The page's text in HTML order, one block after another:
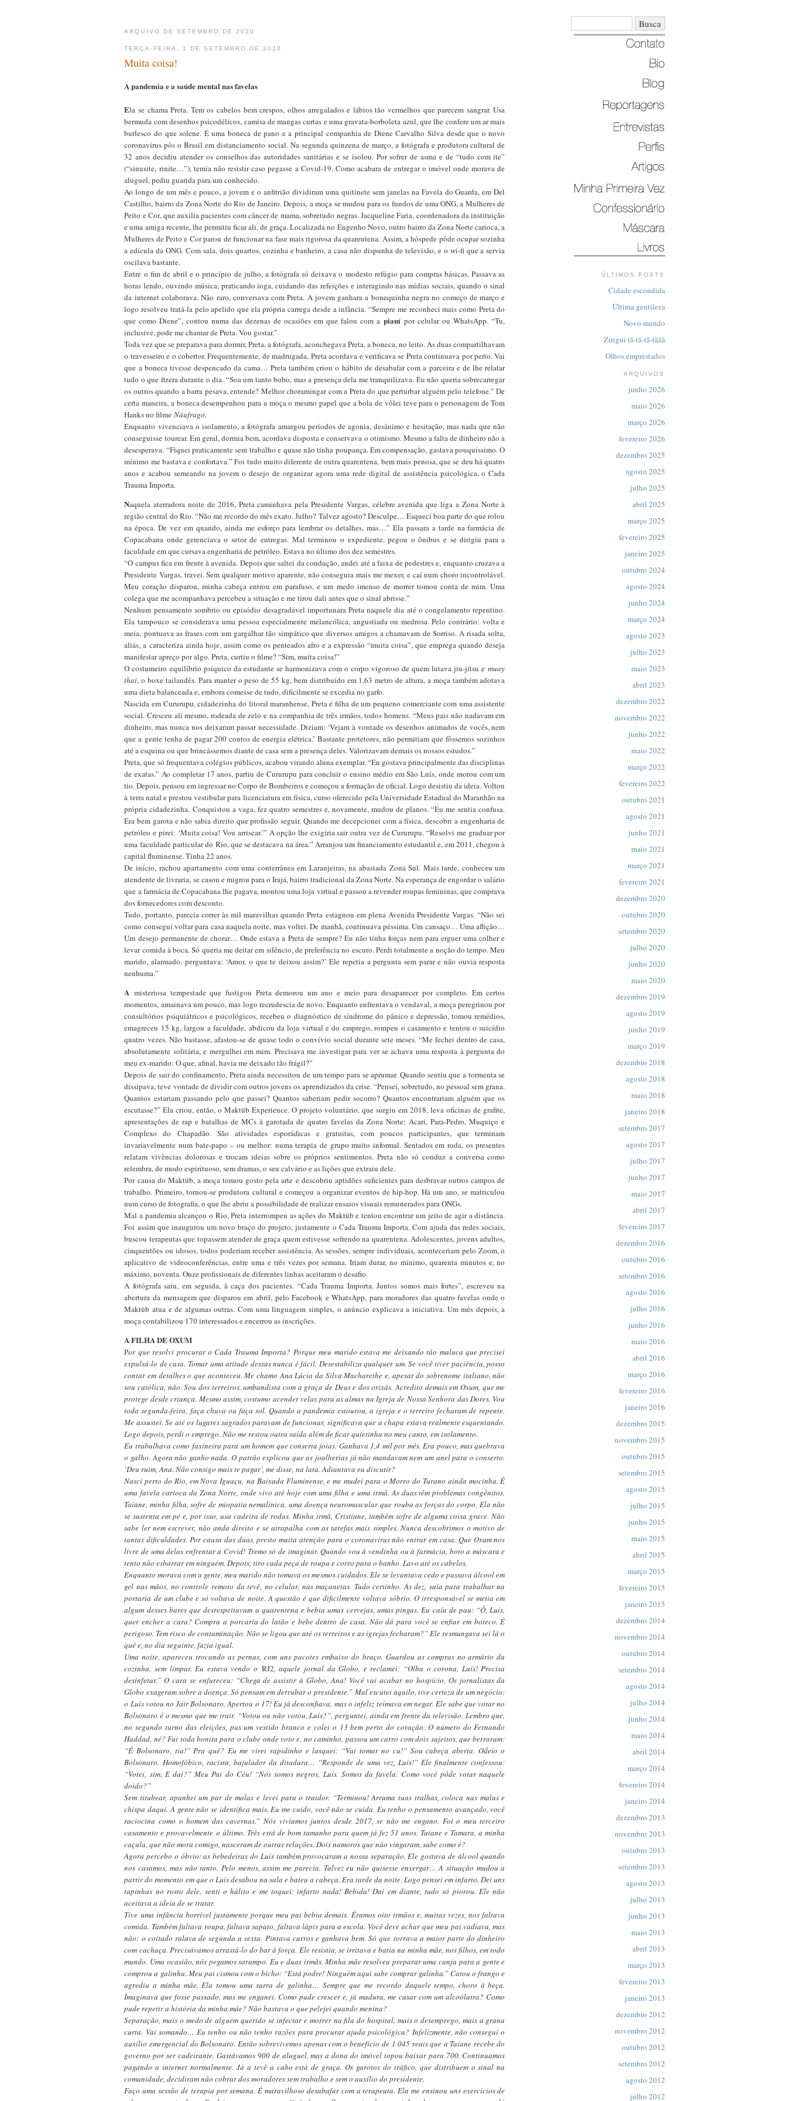
ÚLTIMOS POSTS
Cidade escondida
Última gentileza
Novo mundo
Zirigui tã-tã-tã-tããã
Olhos emprestados
ARQUIVOS
junho 2026
maio 2026
março 2026
fevereiro 2026
dezembro 2025
agosto 2025
julho 2025
abril 2025
março 2025
fevereiro 2025
janeiro 2025
outubro 2024
agosto 2024
junho 2024
março 2024
agosto 2023
julho 2023
maio 2023
abril 2023
dezembro 2022
novembro 2022
junho 2022
maio 2022
março 2022
fevereiro 2022
outubro 2021
agosto 2021
junho 2021
maio 2021
março 2021
fevereiro 2021
dezembro 2020
outubro 2020
setembro 2020
julho 2020
junho 2020
maio 2020
dezembro 2019
agosto 2019
junho 2019
março 2019
dezembro 2018
agosto 2018
maio 2018
janeiro 2018
setembro 2017
agosto 2017
julho 2017
junho 2017
maio 2017
abril 2017
fevereiro 2017
dezembro 2016
outubro 2016
setembro 2016
agosto 2016
julho 2016
junho 2016
maio 2016
abril 2016
março 2016
fevereiro 2016
janeiro 2016
dezembro 2015
novembro 2015
outubro 2015
setembro 2015
agosto 2015
julho 2015
junho 2015
maio 2015
abril 2015
março 2015
fevereiro 2015
janeiro 2015
dezembro 2014
novembro 2014
outubro 2014
setembro 2014
agosto 2014
julho 2014
junho 2014
maio 2014
abril 2014
março 2014
fevereiro 2014
janeiro 2014
dezembro 2013
novembro 2013
outubro 2013
setembro 2013
agosto 2013
julho 2013
junho 2013
maio 2013
abril 2013
março 2013
fevereiro 2013
janeiro 2013
dezembro 2012
novembro 2012
outubro 2012
setembro 2012
agosto 2012
julho 2012
ARQUIVO DE SETEMBRO DE 2020
TERÇA-FEIRA, 1 DE SETEMBRO DE 2020
Muita coisa!
A pandemia e a saúde mental nas favelas
Ela se chama Preta. Tem os cabelos bem crespos, olhos arregalados e lábios tão vermelhos que parecem sangrar. Usa
bermuda com desenhos psicodélicos, camisa de mangas curtas e uma gravata-borboleta azul, que lhe confere um ar mais
burlesco do que solene. É uma boneca de pano e a principal companhia de Diene Carvalho Silva desde que o novo
coronavírus pôs o Brasil em distanciamento social. Na segunda quinzena de março, a fotógrafa e produtora cultural de
32 anos decidiu atender os conselhos das autoridades sanitárias e se isolou. Por sofrer de asma e de “tudo com ite”
(“sinusite, rinite…”), temia não resistir caso pegasse a Covid-19. Como acabara de entregar o imóvel onde morava de
aluguel, pediu guarida para um conhecido.
Ao longo de um mês e pouco, a jovem e o anfitrião dividiram uma quitinete sem janelas na Favela do Guarda, em Del
Castilho, bairro da Zona Norte do Rio de Janeiro. Depois, a moça se mudou para os fundos de uma ONG, a Mulheres de
Peito e Cor, que auxilia pacientes com câncer de mama, sobretudo negras. Jacqueline Faria, coordenadora da instituição
e uma amiga recente, lhe permitiu ficar ali, de graça. Localizada no Engenho Novo, outro bairro da Zona Norte carioca, a
Mulheres de Peito e Cor parou de funcionar na fase mais rigorosa da quarentena. Assim, a hóspede pôde ocupar sozinha
a edícula da ONG. Com sala, dois quartos, cozinha e banheiro, a casa não dispunha de televisão, e o wi-fi que a servia
oscilava bastante.
Entre o fim de abril e o princípio de julho, a fotógrafa só deixava o modesto refúgio para compras básicas. Passava as
horas lendo, ouvindo música, praticando ioga, cuidando das refeições e interagindo nas mídias sociais, quando o sinal
da internet colaborava. Não raro, conversava com Preta. A jovem ganhara a bonequinha negra no começo de março e
logo resolveu tratá-la pelo apelido que ela própria carrega desde a infância. “Sempre me reconheci mais como Preta do
que como Diene”, contou numa das dezenas de ocasiões em que falou com apiauí por celular ou WhatsApp. “Tu,
inclusive, pode me chamar de Preta. Vou gostar.”
Toda vez que se preparava para dormir, Preta, a fotógrafa, aconchegava Preta, a boneca, no leito. As duas compartilhavam
o travesseiro e o cobertor. Frequentemente, de madrugada, Preta acordava e verificava se Preta continuava por perto. Vai
que a boneca tivesse despencado da cama… Preta também criou o hábito de desabafar com a parceira e de lhe relatar
tudo o que fizera durante o dia. “Soa um tanto bobo, mas a presença dela me tranquilizava. Eu não queria sobrecarregar
os outros quando a barra pesava, entende? Melhor choramingar com a Preta do que perturbar alguém pelo telefone.” De
certa maneira, a boneca desempenhou para a moça o mesmo papel que a bola de vôlei teve para o personagem de Tom
Hanks no filmeNáufrago.
Enquanto vivenciava o isolamento, a fotógrafa amargou períodos de agonia, desânimo e hesitação, mas nada que não
conseguisse tourear. Em geral, dormia bem, acordava disposta e conservava o otimismo. Mesmo a falta de dinheiro não a
desesperava. “Fiquei praticamente sem trabalho e quase não tinha poupança. Em compensação, gastava pouquíssimo. O
mínimo me bastava e confortava.” Foi tudo muito diferente de outra quarentena, bem mais penosa, que se deu há quatro
anos e acabou semeando na jovem o desejo de organizar agora uma rede digital de assistência psicológica, o Cada
Trauma Importa.
Naquela aterradora noite de 2016, Preta caminhava pela Presidente Vargas, célebre avenida que liga a Zona Norte à
região central do Rio. “Não me recordo do mês exato. Julho? Talvez agosto? Desculpe… Esqueci boa parte do que rolou
na época. De vez em quando, ainda me esforço para lembrar os detalhes, mas…” Ela passara a tarde na farmácia de
Copacabana onde gerenciava o setor de entregas. Mal terminou o expediente, pegou o ônibus e se dirigiu para a
faculdade em que cursava engenharia de petróleo. Estava no último dos dez semestres.
“O campus fica em frente à avenida. Depois que saltei da condução, andei até a faixa de pedestres e, enquanto cruzava a
Presidente Vargas, travei. Sem qualquer motivo aparente, não conseguia mais me mexer, e caí num choro incontrolável.
Meu coração disparou, minha cabeça entrou em parafuso, e um medo imenso de morrer tomou conta de mim. Uma
colega que me acompanhava percebeu a situação e me tirou dali antes que o sinal abrisse.”
Nenhum pensamento sombrio ou episódio desagradável importunara Preta naquele dia até o congelamento repentino.
Ela tampouco se considerava uma pessoa especialmente melancólica, angustiada ou medrosa. Pelo contrário: volta e
meia, pontuava as frases com um gargalhar tão simpático que diversos amigos a chamavam de Sorriso. A risada solta,
aliás, a caracteriza ainda hoje, assim como os penteados afro e a expressão “muita coisa”, que emprega quando deseja
manifestar apreço por algo. Preta, curtiu o filme? “Sim, muita coisa!”
O costumeiro equilíbrio psíquico da estudante se harmonizava com o corpo vigoroso de quem lutava jiu-jítsu emuay
thai, o boxe tailandês. Para manter o peso de 55 kg, bem distribuído em 1,63 metro de altura, a moça também adotava
uma dieta balanceada e, embora comesse de tudo, dificilmente se excedia no garfo.
Nascida em Cururupu, cidadezinha do litoral maranhense, Preta é filha de um pequeno comerciante com uma assistente
social. Cresceu ali mesmo, rodeada de zelo e na companhia de três irmãos, todos homens. “Meus pais não nadavam em
dinheiro, mas nunca nos deixaram passar necessidade. Diziam: ‘Vejam à vontade os desenhos animados de vocês, nem
que a gente tenha de pagar 200 contos de energia elétrica.’ Bastante protetores, não permitiam que fôssemos sozinhos
até a esquina ou que brincássemos diante de casa sem a presença deles. Valorizavam demais os nossos estudos.”
Preta, que só frequentava colégios públicos, acabou virando aluna exemplar. “Eu gostava principalmente das disciplinas
de exatas.” Ao completar 17 anos, partiu de Cururupu para concluir o ensino médio em São Luís, onde morou com um
tio. Depois, pensou em ingressar no Corpo de Bombeiros e começou a formação de oficial. Logo desistiu da ideia. Voltou
à terra natal e prestou vestibular para licenciatura em física, curso oferecido pela Universidade Estadual do Maranhão na
própria cidadezinha. Conquistou a vaga, fez quatro semestres e, novamente, mudou de planos. “Eu me sentia confusa.
Era bem garota e não sabia direito que profissão seguir. Quando me decepcionei com a física, descobri a engenharia de
petróleo e pirei: ‘Muita coisa! Vou arriscar.’” A opção lhe exigiria sair outra vez de Cururupu. “Resolvi me graduar por
uma faculdade particular do Rio, que se destacava na área.” Arranjou um financiamento estudantil e, em 2011, chegou à
capital fluminense. Tinha 22 anos.
De início, rachou apartamento com uma conterrânea em Laranjeiras, na abastada Zona Sul. Mais tarde, conheceu um
atendente de livraria, se casou e migrou para o Irajá, bairro tradicional da Zona Norte. Na esperança de engordar o salário
que a farmácia de Copacabana lhe pagava, montou uma loja virtual e passou a revender roupas femininas, que comprava
dos fornecedores com desconto.
Tudo, portanto, parecia correr às mil maravilhas quando Preta estagnou em plena Avenida Presidente Vargas. “Não sei
como consegui voltar para casa naquela noite, mas voltei. De manhã, continuava péssima. Um cansaço… Uma aflição…
Um desejo permanente de chorar… Onde estava a Preta de sempre? Eu não tinha forças nem para erguer uma colher e
levar comida à boca. Só queria me deitar em silêncio, de preferência no escuro. Perdi totalmente a noção do tempo. Meu
marido, alarmado, perguntava: ‘Amor, o que te deixou assim?’ Ele repetia a pergunta sem parar e não ouvia resposta
nenhuma.”
A misteriosa tempestade que fustigou Preta demorou um ano e meio para desaparecer por completo. Em certos
momentos, amainava um pouco, mas logo recrudescia de novo. Enquanto enfrentava o vendaval, a moça peregrinou por
consultórios psiquiátricos e psicológicos, recebeu o diagnóstico de síndrome do pânico e depressão, tomou remédios,
emagreceu 15 kg, largou a faculdade, abdicou da loja virtual e do emprego, rompeu o casamento e tentou o suicídio
quatro vezes. Não bastasse, afastou-se de quase todo o convívio social durante sete meses. “Me fechei dentro de casa,
absolutamente solitária, e mergulhei em mim. Precisava me investigar para ver se achava uma resposta à pergunta do
meu ex-marido: O que, afinal, havia me deixado tão frágil?”
Depois de sair do confinamento, Preta ainda necessitou de um tempo para se aprumar. Quando sentiu que a tormenta se
dissipava, teve vontade de dividir com outros jovens os aprendizados da crise. “Pensei, sobretudo, no pessoal sem grana.
Quantos estariam passando pelo que passei? Quantos saberiam pedir socorro? Quantos encontrariam alguém que os
escutasse?” Ela criou, então, o Maktüb Experience. O projeto voluntário, que surgiu em 2018, leva oficinas de grafite,
apresentações de rap e batalhas de MCs à garotada de quatro favelas da Zona Norte: Acari, Para-Pedro, Muquiço e
Complexo do Chapadão. São atividades esporádicas e gratuitas, com poucos participantes, que terminam
invariavelmente num bate-papo – ou melhor: numa terapia de grupo muito informal. Sentados em roda, os presentes
relatam vivências dolorosas e trocam ideias sobre os próprios sentimentos. Preta não só conduz a conversa como
relembra, de modo espirituoso, sem dramas, o seu calvário e as lições que extraiu dele.
Por causa do Maktüb, a moça tomou gosto pela arte e descobriu aptidões suficientes para desbravar outros campos de
trabalho. Primeiro, tornou-se produtora cultural e começou a organizar eventos de hip-hop. Há um ano, se matriculou
num curso de fotografia, o que lhe abriu a possibilidade de realizar ensaios visuais remunerados para ONGs.
Mal a pandemia alcançou o Rio, Preta interrompeu as ações do Maktüb e tentou encontrar um jeito de agir a distância.
Foi assim que inaugurou um novo braço do projeto, justamente o Cada Trauma Importa. Com ajuda das redes sociais,
buscou terapeutas que topassem atender de graça quem estivesse sofrendo na quarentena. Adolescentes, jovens adultos,
cinquentões ou idosos, todos poderiam receber assistência. As sessões, sempre individuais, aconteceriam pelo Zoom, o
aplicativo de videoconferências, entre uma e três vezes por semana. Iriam durar, no mínimo, quarenta minutos e, no
máximo, noventa. Onze profissionais de diferentes linhas aceitaram o desafio.
A fotógrafa saiu, em seguida, à caça dos pacientes. “Cada Trauma Importa. Juntos somos mais fortes”, escreveu na
abertura da mensagem que disparou em abril, pelo Facebook e WhatsApp, para moradores das quatro favelas onde o
Maktüb atua e de algumas outras. Com uma linguagem simples, o anúncio explicava a iniciativa. Um mês depois, a
moça contabilizou 170 interessados e encerrou as inscrições.
A FILHA DE OXUM
Por que resolvi procurar o Cada Trauma Importa? Porque meu marido estava me deixando tão maluca que precisei
expulsá-lo de casa. Tomar uma atitude dessas nunca é fácil. Desestabiliza qualquer um. Se você tiver paciência, posso
contar em detalhes o que aconteceu. Me chamo Ana Lúcia da Silva Macharethe e, apesar do sobrenome italiano, não
sou católica, não. Sou dos terreiros, umbandista com a graça de Deus e dos orixás. Acredito demais em Oxum, que me
protege desde criança. Mesmo assim, costumo acender velas para as almas na Igreja de Nossa Senhora das Dores. Vou
toda segunda-feira, faça chuva ou faça sol. Quando a pandemia estourou, a igreja e o terreiro fecharam de repente.
Me assustei. Se até os lugares sagrados paravam de funcionar, significava que a chapa estava realmente esquentando.
Logo depois, perdi o emprego. Não me restou outra saída além de ficar quietinha no meu canto, em isolamento.
Eu trabalhava como faxineira para um homem que conserta joias. Ganhava 1,4 mil por mês. Era pouco, mas quebrava
o galho. Agora não ganho nada. O patrão explicou que as joalherias já não mandavam nem um anel para o conserto.
‘Deu ruim, Ana. Não consigo mais te pagar’, me disse, na lata. Adiantava eu discutir?
Nasci perto do Rio, em Nova Iguaçu, na Baixada Fluminense, e me mudei para o Morro do Turano ainda mocinha. É
uma favela carioca da Zona Norte, onde vivo até hoje com uma filha e uma irmã. As duas têm problemas congênitos.
Taiane, minha filha, sofre de miopatia nemalínica, uma doença neuromuscular que rouba as forças do corpo. Ela não
se sustenta em pé e, por isso, usa cadeira de rodas. Minha irmã, Cristiane, também sofre de alguma coisa grave. Não
sabe ler nem escrever, não anda direito e se atrapalha com as tarefas mais simples. Nunca descobrimos o motivo de
tantas dificuldades. Por causa das duas, presto muita atenção para o coronavírus não entrar em casa. Que Oxum nos
livre de uma delas enfrentar a Covid! Tremo só de imaginar. Quando vou à vendinha ou à farmácia, boto a máscara e
tento não esbarrar em ninguém. Depois, tiro cada peça de roupa e corro para o banho. Lavo até os cabelos.
Enquanto morava com a gente, meu marido não tomava os mesmos cuidados. Ele se levantava cedo e passava álcool em
gel nas mãos, no controle remoto da tevê, no celular, nas maçanetas. Tudo certinho. Às dez, saía para trabalhar na
portaria de um clube e só voltava de noite. A questão é que dificilmente voltava sóbrio. O irresponsável se metia em
algum desses bares que desrespeitavam a quarentena e bebia umas cervejas, umas pingas. Eu caía de pau: “Ô, Luís,
quer encher a cara? Compra a porcaria do latão e bebe dentro de casa. Não dá para você se enfiar em boteco. É
perigoso. Tem risco de contaminação. Não se ligou que até os terreiros e as igrejas fecharam?” Ele resmungava sei lá o
quê e, no dia seguinte, fazia igual.
Uma noite, apareceu trocando as pernas, com uns pacotes embaixo do braço. Guardou as compras no armário da
cozinha, sem limpar. Eu estava vendo o RJ2, aquele jornal da Globo, e reclamei: “Olha o corona, Luís! Precisa
desinfetar.” O cara se enfureceu: “Chega de assistir à Globo, Ana! Você vai acabar no hospício. Os jornalistas da
Globo exageram sobre a doença. Só pensam em derrubar o presidente.” Mal escutei aquilo, tive certeza de um negócio:
o Luís votou no Jair Bolsonaro. Apertou o 17! Eu já desconfiava, mas o infelizteimava em negar. Ele sabe que votar no
Bolsonaro é o mesmo que me trair. “Votou ou não votou, Luís?”, perguntei, ainda em frente da televisão. Lembro que,
no segundo turno das eleições, pus um vestido branco e colei o 13 bem perto do coração. O número do Fernando
Haddad, né? Fui toda bonita para o clube onde voto e, no caminho, passou um carro com dois sujeitos, que berraram:
“É Bolsonaro, tia!” Pra quê? Eu me virei rapidinho e lasquei: “Vai tomar no cu!” Sou cabeça aberta. Odeio o
Bolsonaro. Homofóbico, racista, bajulador da ditadura… “Responde de uma vez, Luís!” Ele finalmente confessou:
“Votei, sim. E daí?” Meu Pai do Céu! “Nós somos negros, Luís. Somos da favela. Como você pôde votar naquele
doido?”
Sem titubear, apanhei um par de malas e levei para o traidor. “Terminou! Arruma tuas tralhas, coloca nas malas e
chispa daqui. A gente não se identifica mais. Eu me cuido, você não se cuida. Eu tenho o pensamento avançado, você
raciocina como o homem das cavernas.” Nós vivíamos juntos desde 2017, se não me engano. Foi o meu terceiro
casamento e provavelmente o último. Três está de bom tamanho para quem já fez 51 anos. Taiane e Tamara, a minha
caçula, que não mora comigo, nasceram de outras relações. Dois namoros que não vingaram, sabe como é?
Agora percebo o óbvio: as bebedeiras do Luís também provocaram a nossa separação. Ele gostava de álcool quando
nos casamos, mas não tanto. Pelo menos, assim me parecia. Talvez eu não quisesse enxergar… A situação mudou a
partir do momento em que o Luís desabou na sala e bateu a cabeça. Era tarde da noite. Logo pensei em infarto. Dei uns
tapinhas no rosto dele, senti o hálito e me toquei: infarto nada! Bebida! Daí em diante, tudo só piorou. Ele não
aceitava a ideia de se tratar.
Tive uma infância horrível justamente porque meu pai bebia demais. Éramos oito irmãos e, muitas vezes, nos faltava
comida. Também faltava roupa, faltava sapato, faltava lápis para a escola. Você deve achar que meu pai vadiava, mas
não: o coitado ralava de segunda a sexta. Pintava carros e ganhava bem. Só que torrava a maior parte do dinheiro
com cachaça. Precisávamos arrastá-lo do bar à força. Ele resistia, se irritava e batia na minha mãe, nos filhos, em todo
mundo. Uma ocasião, nós pegamos sarampo. Eu e duas irmãs. Minha mãe resolveu preparar uma canja para a gente e
comprou a galinha. Meu pai cismou com o bicho: “Está podre! Ninguém aqui sabe comprar galinha.” Catou o frango e
agrediu a minha mãe. Ela tomou uma surra de galinha… Sempre que me recordo daquele tempo, choro à beça.
Imaginava que fosse passado, mas me enganei. Como pude crescer e, já madura, me casar com um alcoólatra? Como
pude repetir a história da minha mãe? Não bastava o que pelejei quando menina?
Separação, mais o medo de alguém querido se infectar e morrer na fila do hospital, mais o desemprego, mais a grana
curta. Vai somando… Eu tenho ou não tenho razões para procurar ajuda psicológica? Infelizmente, não consegui o
auxílio emergencial do Bolsonaro. Então sobrevivemos apenas com o benefício de 1 045 reais que a Taiane recebe do
governo por ser cadeirante. Gastávamos 900 de aluguel, mas a dona do imóvel topou baixar para 700. Continuamos
pagando a internet normalmente. Já a tevê a cabo está de graça. Os garotos do tráfico, que distribuem o sinal na
comunidade, decidiram não cobrar dos moradores sem trabalho e sem o auxílio do presidente.
Faço uma sessão de terapia por semana. É maravilhoso desabafar com a terapeuta. Ela me ensinou uns exercícios de